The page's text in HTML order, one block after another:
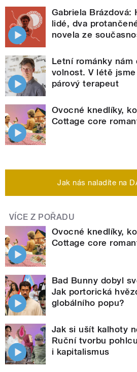
Gabriela Brázdová:
lidé, dva
novela ze
Letní románky nám
volnost. V létě
párový terapeut
Ovocné knedlíky,
Cottage core
Jak nás naladíte na
VÍCE Z POŘADU
Ovocné knedlíky,
Cottage core
Bad Bunny dobyl
Jak portorická
globálního popu?
Jak si ušít kalhoty
Ruční tvorbu
i kapitalismus